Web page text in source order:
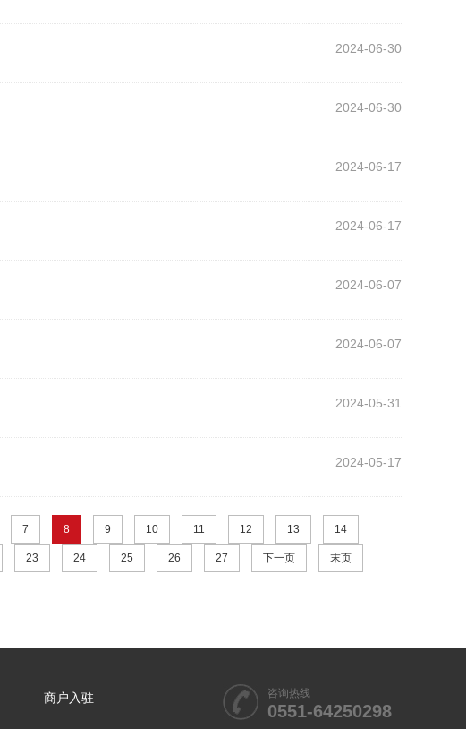
2024-06-30
2024-06-30
2024-06-17
2024-06-17
2024-06-07
2024-06-07
2024-05-31
2024-05-17
7 8 9 10 11 12 13 14
23 24 25 26 27 下一页 末页
商户入驻 咨询热线
0551-64250298